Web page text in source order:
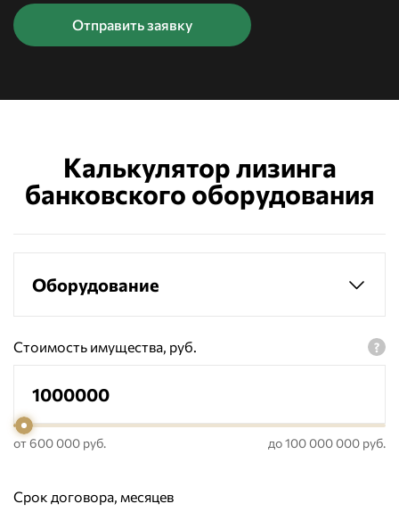
Калькулятор лизинга
банковского оборудования
Оборудование
Стоимость имущества, руб.
от 600 000 руб. до 100 000 000 руб.
Срок договора, месяцев